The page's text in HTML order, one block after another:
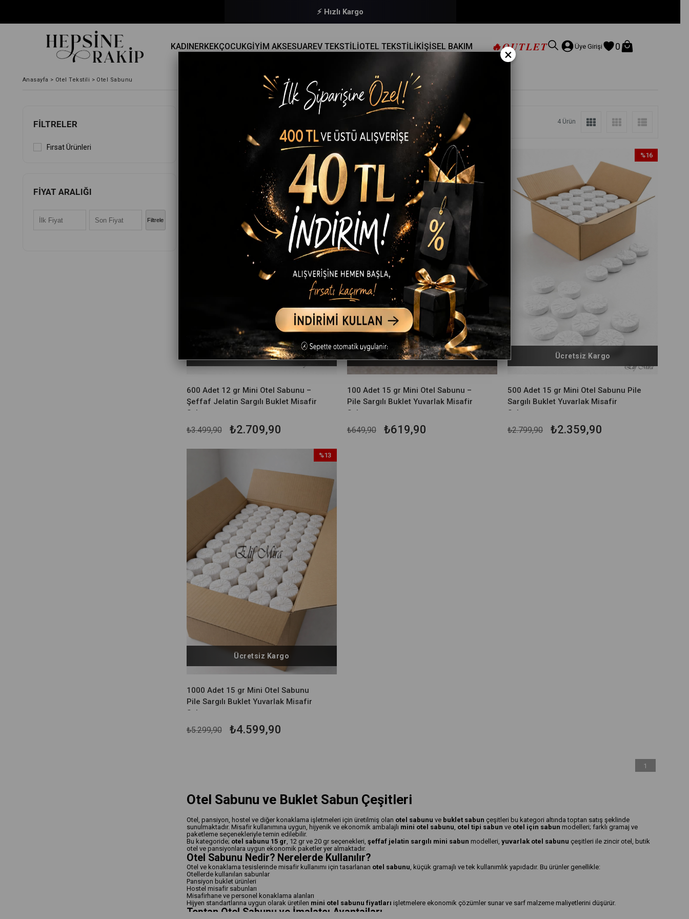
⚡ Hızlı Kargo
KADINERKEKÇOCUKGİYİM AKSESUAREV TEKSTİLİOTEL TEKSTİLİKİŞİSEL BAKIM 🔥OUTLET Üye Girişi 0
Anasayfa > Otel Tekstili > Otel Sabunu
FILTRELER
Fırsat Ürünleri
FIYAT ARALIĞI
Filtrele
4 Ürün
600 Adet 12 gr Mini Otel Sabunu –
Şeffaf Jelatin Sargılı Buklet Misafir
Sabunu
₺2.709,90
₺3.499,90
%23
İndirim
%23İndirim
Ücretsiz Kargo
100 Adet 15 gr Mini Otel Sabunu –
Pile Sargılı Buklet Yuvarlak Misafir
Sabunu
₺619,90
₺649,90
%5İndirim
Ücretsiz Kargo
500 Adet 15 gr Mini Otel Sabunu Pile
Sargılı Buklet Yuvarlak Misafir
Sabunu
₺2.359,90
₺2.799,90
%16
%16İndirim
Ücretsiz Kargo
1000 Adet 15 gr Mini Otel Sabunu
Pile Sargılı Buklet Yuvarlak Misafir
Sabunu
₺4.599,90
₺5.299,90
%13
%13İndirim
Ücretsiz Kargo
1
Otel Sabunu ve Buklet Sabun Çeşitleri
Otel, pansiyon, hostel ve diğer konaklama işletmeleri için üretilmiş olan otel sabunu ve buklet sabun çeşitleri bu kategori altında toptan satış şeklinde
sunulmaktadır. Misafir kullanımına uygun, hijyenik ve ekonomik ambalajlı mini otel sabunu otel tipi sabun ve otel için sabun modelleri; farklı gramaj ve
paketleme seçenekleriyle temin edilebilir.
Bu kategoride; otel sabunu 15 gr , 12 gr ve 20 gr seçenekleri, şeffaf jelatin sargılı mini sabun modelleri, yuvarlak otel sabunu çeşitleri ile zincir otel, butik
otel ve pansiyonlara uygun ekonomik paketler yer almaktadır.
Otel Sabunu Nedir? Nerelerde Kullanılır?
Otel ve konaklama tesislerinde misafir kullanımı için tasarlanan otel sabunu , küçük gramajlı ve tek kullanımlık yapıdadır. Bu ürünler genellikle:
Otellerde kullanılan sabunlar
Pansiyon buklet ürünleri
Hostel misafir sabunları
Misafirhane ve personel konaklama alanları
Hijyen standartlarına uygun olarak üretilen mini otel sabunu fiyatları işletmelere ekonomik çözümler sunar ve sarf malzeme maliyetlerini düşürür.
Toptan Otel Sabunu ve İmalatçı Avantajları
×